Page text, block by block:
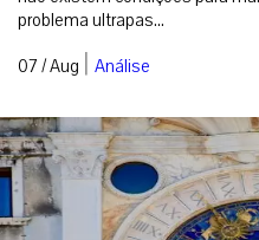
problema ultrapas...
07 / Aug | Análise